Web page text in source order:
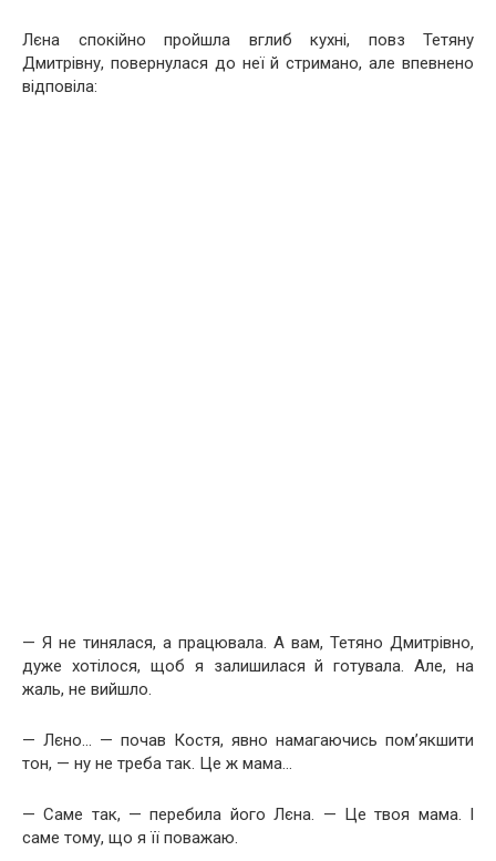
Лєна спокійно пройшла вглиб кухні, повз Тетяну
Дмитрівну, повернулася до неї й стримано, але впевнено
відповіла:
— Я не тинялася, а працювала. А вам, Тетяно Дмитрівно,
дуже хотілося, щоб я залишилася й готувала. Але, на
жаль, не вийшло.
— Лєно… — почав Костя, явно намагаючись пом’якшити
тон, — ну не треба так. Це ж мама…
— Саме так, — перебила його Лєна. — Це твоя мама. І
саме тому, що я її поважаю.